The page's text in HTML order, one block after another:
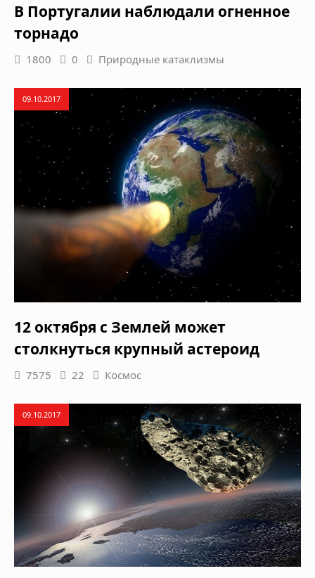
В Португалии наблюдали огненное
торнадо
1800 0 Природные катаклизмы
09.10.2017
12 октября с Землей может
столкнуться крупный астероид
7575 22 Космос
09.10.2017